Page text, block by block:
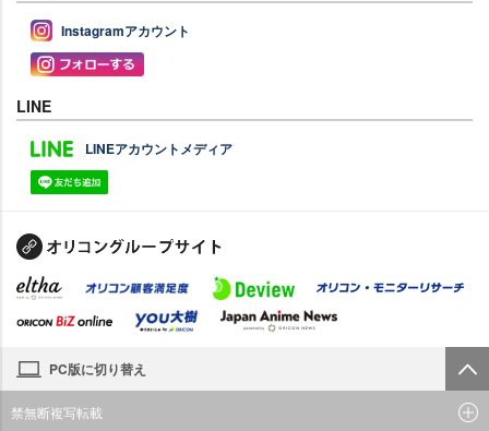
Instagramアカウント
LINE
LINEアカウントメディア
PC版に切り替え
禁無断複写転載